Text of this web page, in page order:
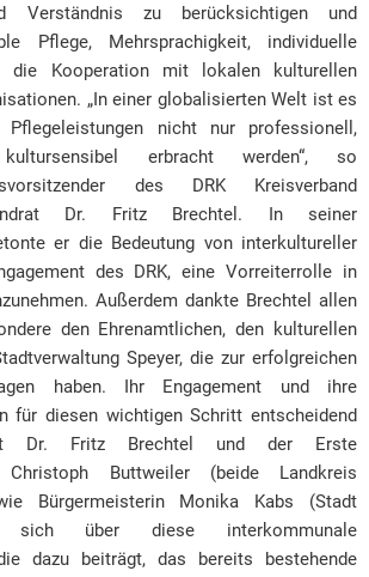
Verständnis zu berücksichtigen und
Pflege, Mehrsprachigkeit, individuelle
die Kooperation mit lokalen kulturellen
„In einer globalisierten Welt ist es
Pflegeleistungen nicht nur professionell,
erbracht werden“, so
des DRK Kreisverband
Dr. Fritz Brechtel. In seiner
er die Bedeutung von interkultureller
des DRK, eine Vorreiterrolle in
Außerdem dankte Brechtel allen
den Ehrenamtlichen, den kulturellen
Speyer, die zur erfolgreichen
haben. Ihr Engagement und ihre
für diesen wichtigen Schritt entscheidend
Dr. Fritz Brechtel und der Erste
Christoph Buttweiler (beide Landkreis
Bürgermeisterin Monika Kabs (Stadt
sich über diese interkommunale
dazu beiträgt, das bereits bestehende